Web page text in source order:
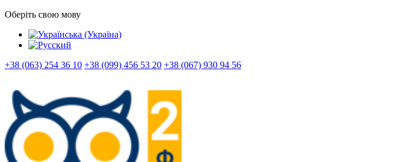
Оберіть свою мову
+38 (063) 254 36 10 +38 (099) 456 53 20 +38 (067) 930 94 56